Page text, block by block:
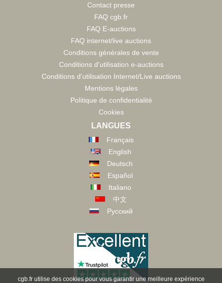
Contact presse
FAQ cgb.fr
FAQ E-auctions
FAQ internet/live auctions
Conditions générales de vente
Conditions d'utilisation e-auctions
Conditions d'utilisation Internet/Live auctions
Mentions légales
Politique de confidentialité
Cookies
LANGUES
Français
English
Deutsch
Español
Italiano
中文
Русский
cgb.fr utilise des cookies pour vous garantir une meilleure expérience